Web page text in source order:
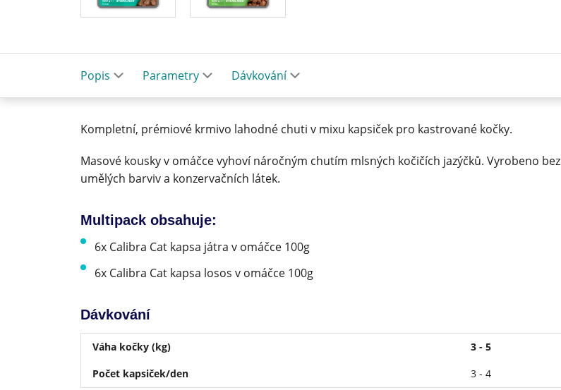
Popis Parametry Dávkování
Kompletní, prémiové krmivo lahodné chuti v mixu kapsiček pro kastrované kočky.
Masové kousky v omáčce vyhoví náročným chutím mlsných kočičích jazýčků. Vyrobeno bez
umělých barviv a konzervačních látek.
Multipack obsahuje:
6x Calibra Cat kapsa játra v omáčce 100g
6x Calibra Cat kapsa losos v omáčce 100g
Dávkování
Váha kočky (kg)
3 - 5
Počet kapsiček/den
3 - 4